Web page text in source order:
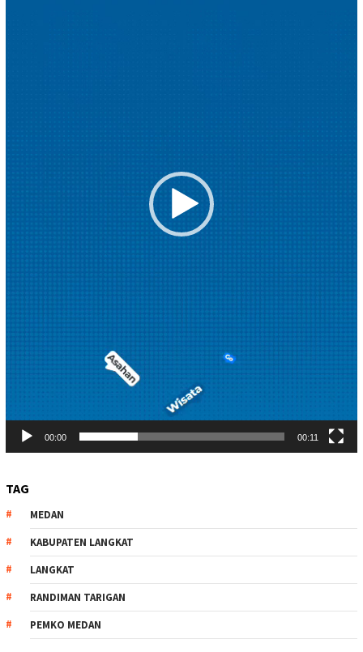
00:00 00:11
TAG
MEDAN
KABUPATEN LANGKAT
LANGKAT
RANDIMAN TARIGAN
PEMKO MEDAN